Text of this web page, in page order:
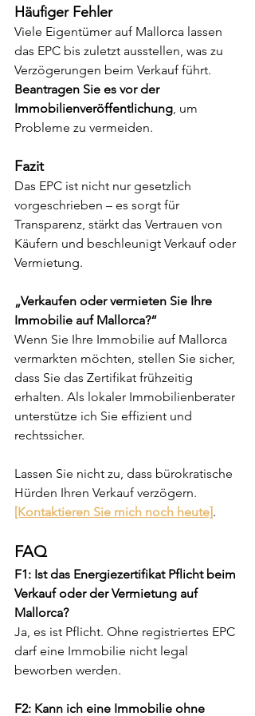
Häufiger Fehler
Viele Eigentümer auf Mallorca lassen
das EPC bis zuletzt ausstellen, was zu
Verzögerungen beim Verkauf führt.
Beantragen Sie es vor der
Immobilienveröffentlichung, um
Probleme zu vermeiden.
Fazit
Das EPC ist nicht nur gesetzlich
vorgeschrieben – es sorgt für
Transparenz, stärkt das Vertrauen von
Käufern und beschleunigt Verkauf oder
Vermietung.
„Verkaufen oder vermieten Sie Ihre
Immobilie auf Mallorca?“
Wenn Sie Ihre Immobilie auf Mallorca
vermarkten möchten, stellen Sie sicher,
dass Sie das Zertifikat frühzeitig
erhalten. Als lokaler Immobilienberater
unterstütze ich Sie effizient und
rechtssicher.
Lassen Sie nicht zu, dass bürokratische
Hürden Ihren Verkauf verzögern.
[Kontaktieren Sie mich noch heute].
FAQ
F1: Ist das Energiezertifikat Pflicht beim
Verkauf oder der Vermietung auf
Mallorca?
Ja, es ist Pflicht. Ohne registriertes EPC
darf eine Immobilie nicht legal
beworben werden.
F2: Kann ich eine Immobilie ohne